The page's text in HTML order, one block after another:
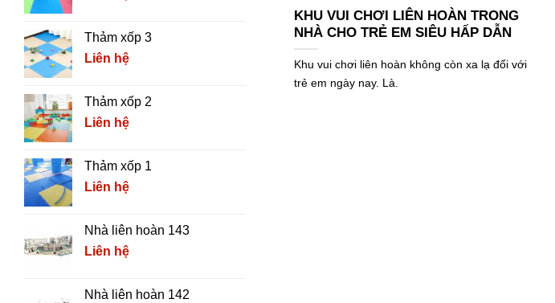
Thảm xốp 3
Liên hệ
Thảm xốp 2
Liên hệ
Thảm xốp 1
Liên hệ
Nhà liên hoàn 143
Liên hệ
Nhà liên hoàn 142
KHU VUI CHƠI LIÊN HOÀN TRONG
NHÀ CHO TRẺ EM SIÊU HẤP DẪN
Khu vui chơi liên hoàn không còn xa lạ đối với
trẻ em ngày nay. Là.